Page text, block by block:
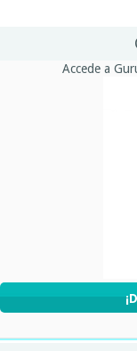
Accede a